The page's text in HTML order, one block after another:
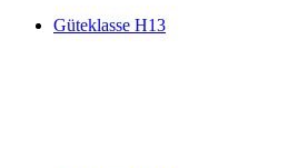
Güteklasse H13